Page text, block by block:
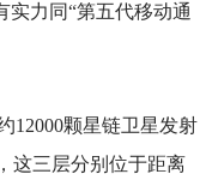
实力同“第五代移动通
12000颗星链卫星发射
这三层分别位于距离